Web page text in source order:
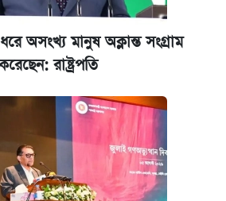
অসংখ্য মানুষ অক্লান্ত সংগ্রাম
রাষ্ট্রপতি